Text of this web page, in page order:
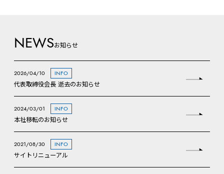
NEWSお知らせ
2026/04/10 INFO
代表取締役会長 逝去のお知らせ
2024/03/01 INFO
本社移転のお知らせ
2021/08/30 INFO
サイトリニューアル